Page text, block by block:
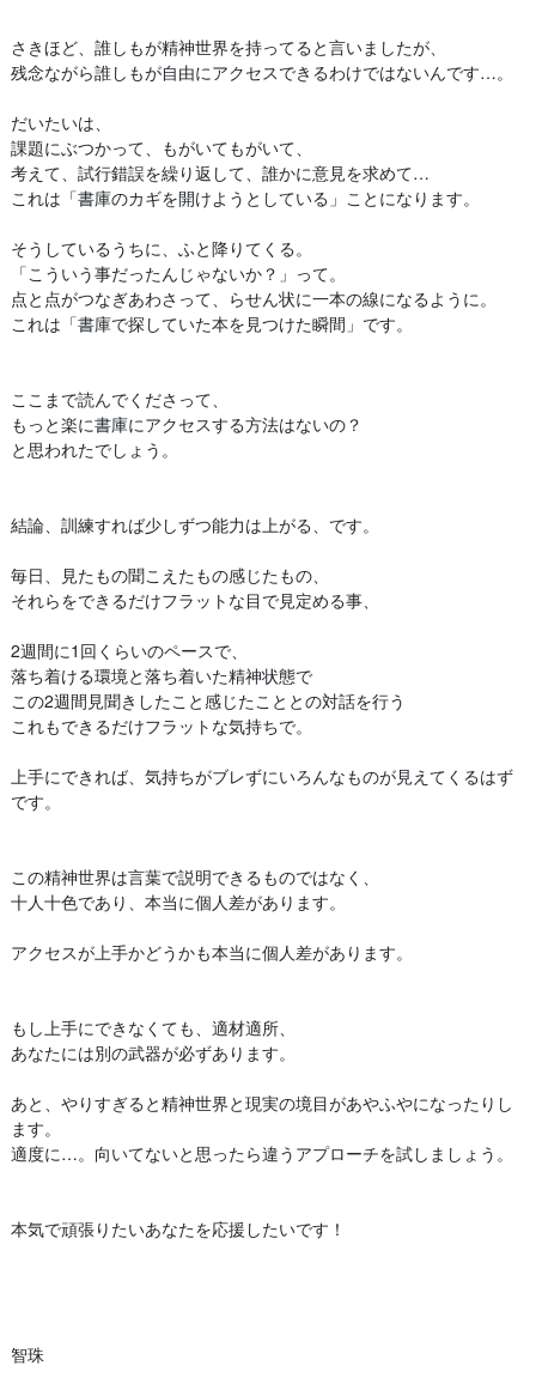
さきほど、誰しもが精神世界を持ってると言いましたが、
残念ながら誰しもが自由にアクセスできるわけではないんです…。
だいたいは、
課題にぶつかって、もがいてもがいて、
考えて、試行錯誤を繰り返して、誰かに意見を求めて…
これは「書庫のカギを開けようとしている」ことになります。
そうしているうちに、ふと降りてくる。
「こういう事だったんじゃないか？」って。
点と点がつなぎあわさって、らせん状に一本の線になるように。
これは「書庫で探していた本を見つけた瞬間」です。
ここまで読んでくださって、
もっと楽に書庫にアクセスする方法はないの？
と思われたでしょう。
結論、訓練すれば少しずつ能力は上がる、です。
毎日、見たもの聞こえたもの感じたもの、
それらをできるだけフラットな目で見定める事、
2週間に1回くらいのペースで、
落ち着ける環境と落ち着いた精神状態で
この2週間見聞きしたこと感じたこととの対話を行う
これもできるだけフラットな気持ちで。
上手にできれば、気持ちがブレずにいろんなものが見えてくるはず
です。
この精神世界は言葉で説明できるものではなく、
十人十色であり、本当に個人差があります。
アクセスが上手かどうかも本当に個人差があります。
もし上手にできなくても、適材適所、
あなたには別の武器が必ずあります。
あと、やりすぎると精神世界と現実の境目があやふやになったりし
ます。
適度に…。向いてないと思ったら違うアプローチを試しましょう。
本気で頑張りたいあなたを応援したいです！
智珠